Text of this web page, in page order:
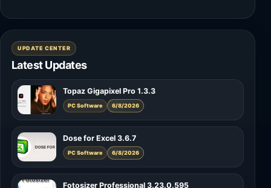
UPDATE CENTER
Latest Updates
Topaz Gigapixel Pro 1.3.3
PC Software 6/8/2026
Dose for Excel 3.6.7
PC Software 6/8/2026
Fotosizer Professional 3.23.0.595